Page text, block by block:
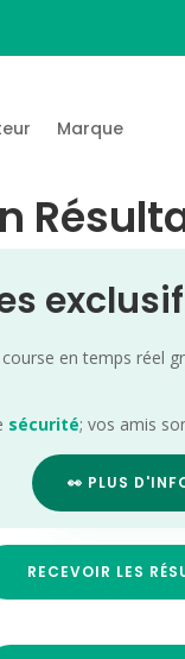
Marque
en temps réel
sécurité; vos amis
👀 PLUS
RECEVOIR LES